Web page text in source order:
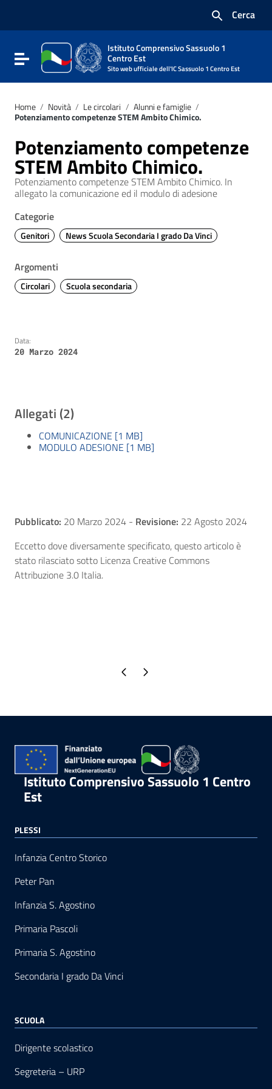
Vai al footer
Cerca
Attiva / disattiva la navigazione
Istituto Comprensivo Sassuolo 1
Centro Est
Sito web ufficiale dell'IC Sassuolo 1 Centro Est
Home / Novità / Le circolari / Alunni e famiglie /
Potenziamento competenze STEM Ambito Chimico.
Potenziamento competenze
STEM Ambito Chimico.
Potenziamento competenze STEM Ambito Chimico. In
allegato la comunicazione ed il modulo di adesione
Categorie
Genitori News Scuola Secondaria I grado Da Vinci
Argomenti
Circolari Scuola secondaria
Data:
20 Marzo 2024
Allegati (2)
COMUNICAZIONE [1 MB]
MODULO ADESIONE [1 MB]
Pubblicato: 20 Marzo 2024 - Revisione: 22 Agosto 2024
Eccetto dove diversamente specificato, questo articolo è
stato rilasciato sotto Licenza Creative Commons
Attribuzione 3.0 Italia.
Pagina precedente
Pagina successiva
Istituto Comprensivo Sassuolo 1 Centro
Est
PLESSI
Infanzia Centro Storico
Peter Pan
Infanzia S. Agostino
Primaria Pascoli
Primaria S. Agostino
Secondaria I grado Da Vinci
SCUOLA
Dirigente scolastico
Segreteria – URP